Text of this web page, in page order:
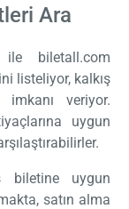
Ara
biletall.com
listeliyor, kalkış
veriyor.
uygun
biletine uygun
satın alma